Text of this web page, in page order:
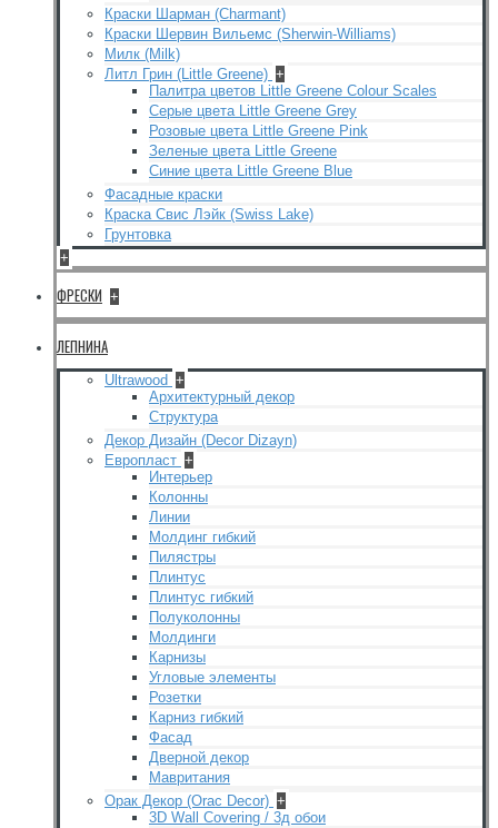
Краски Шарман (Charmant)
Краски Шервин Вильемс (Sherwin-Williams)
Милк (Milk)
Литл Грин (Little Greene) +
Палитра цветов Little Greene Colour Scales
Серые цвета Little Greene Grey
Розовые цвета Little Greene Pink
Зеленые цвета Little Greene
Синие цвета Little Greene Blue
Фасадные краски
Краска Свис Лэйк (Swiss Lake)
Грунтовка
+
ФРЕСКИ +
ЛЕПНИНА
Ultrawood +
Архитектурный декор
Структура
Декор Дизайн (Decor Dizayn)
Европласт +
Интерьер
Колонны
Линии
Молдинг гибкий
Пилястры
Плинтус
Плинтус гибкий
Полуколонны
Молдинги
Карнизы
Угловые элементы
Розетки
Карниз гибкий
Фасад
Дверной декор
Мавритания
Орак Декор (Orac Decor) +
3D Wall Covering / 3д обои